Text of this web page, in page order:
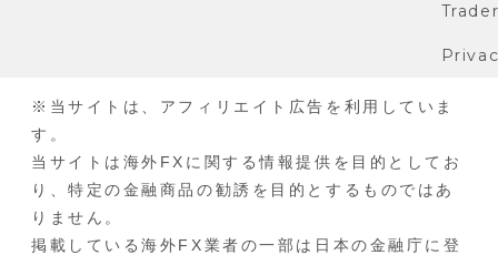
※当サイトは、アフィリエイト広告を利用していま
す。
当サイトは海外FXに関する情報提供を目的としてお
り、特定の金融商品の勧誘を目的とするものではあ
りません。
掲載している海外FX業者の一部は日本の金融庁に登